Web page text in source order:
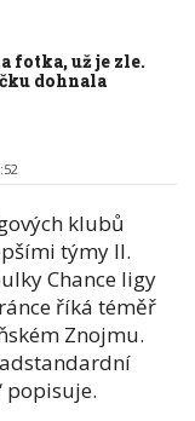
fotka, už je zle.
dohnala
klubů
týmy II.
Chance ligy
říká téměř
Znojmu.
popisuje.